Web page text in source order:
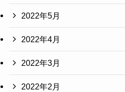
2022年5月
2022年4月
2022年3月
2022年2月